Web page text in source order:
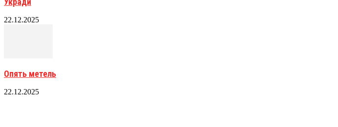
22.12.2025
Опять метель
22.12.2025